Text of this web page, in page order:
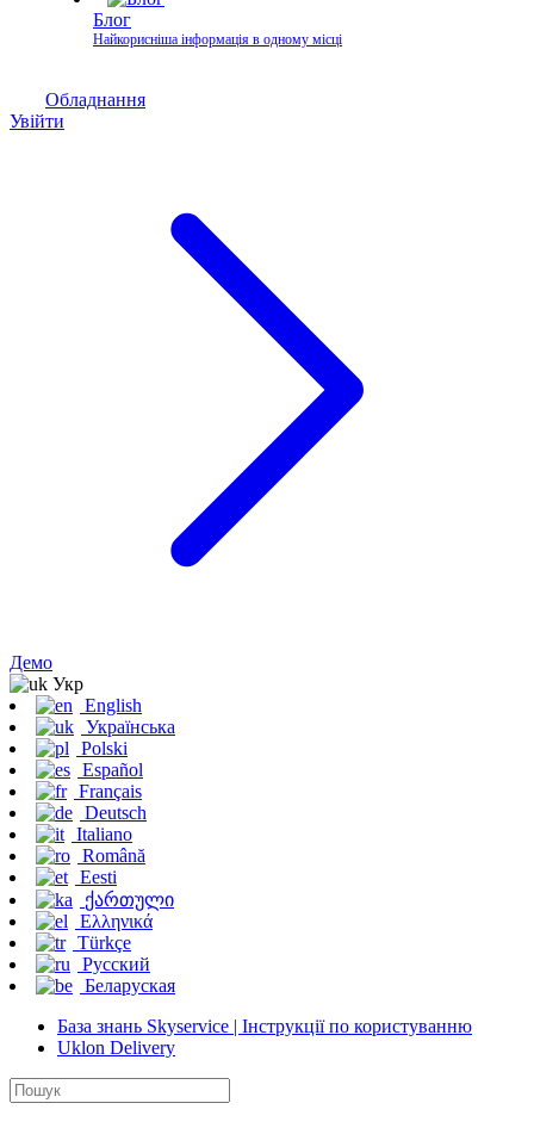
Блог
Найкорисніша інформація в одному місці
Обладнання
Увійти
Демо
Укр
English
Українська
Polski
Español
Français
Deutsch
Italiano
Română
Eesti
ქართული
Ελληνικά
Türkçe
Русский
Беларуская
База знань Skyservice | Інструкції по користуванню
Uklon Delivery